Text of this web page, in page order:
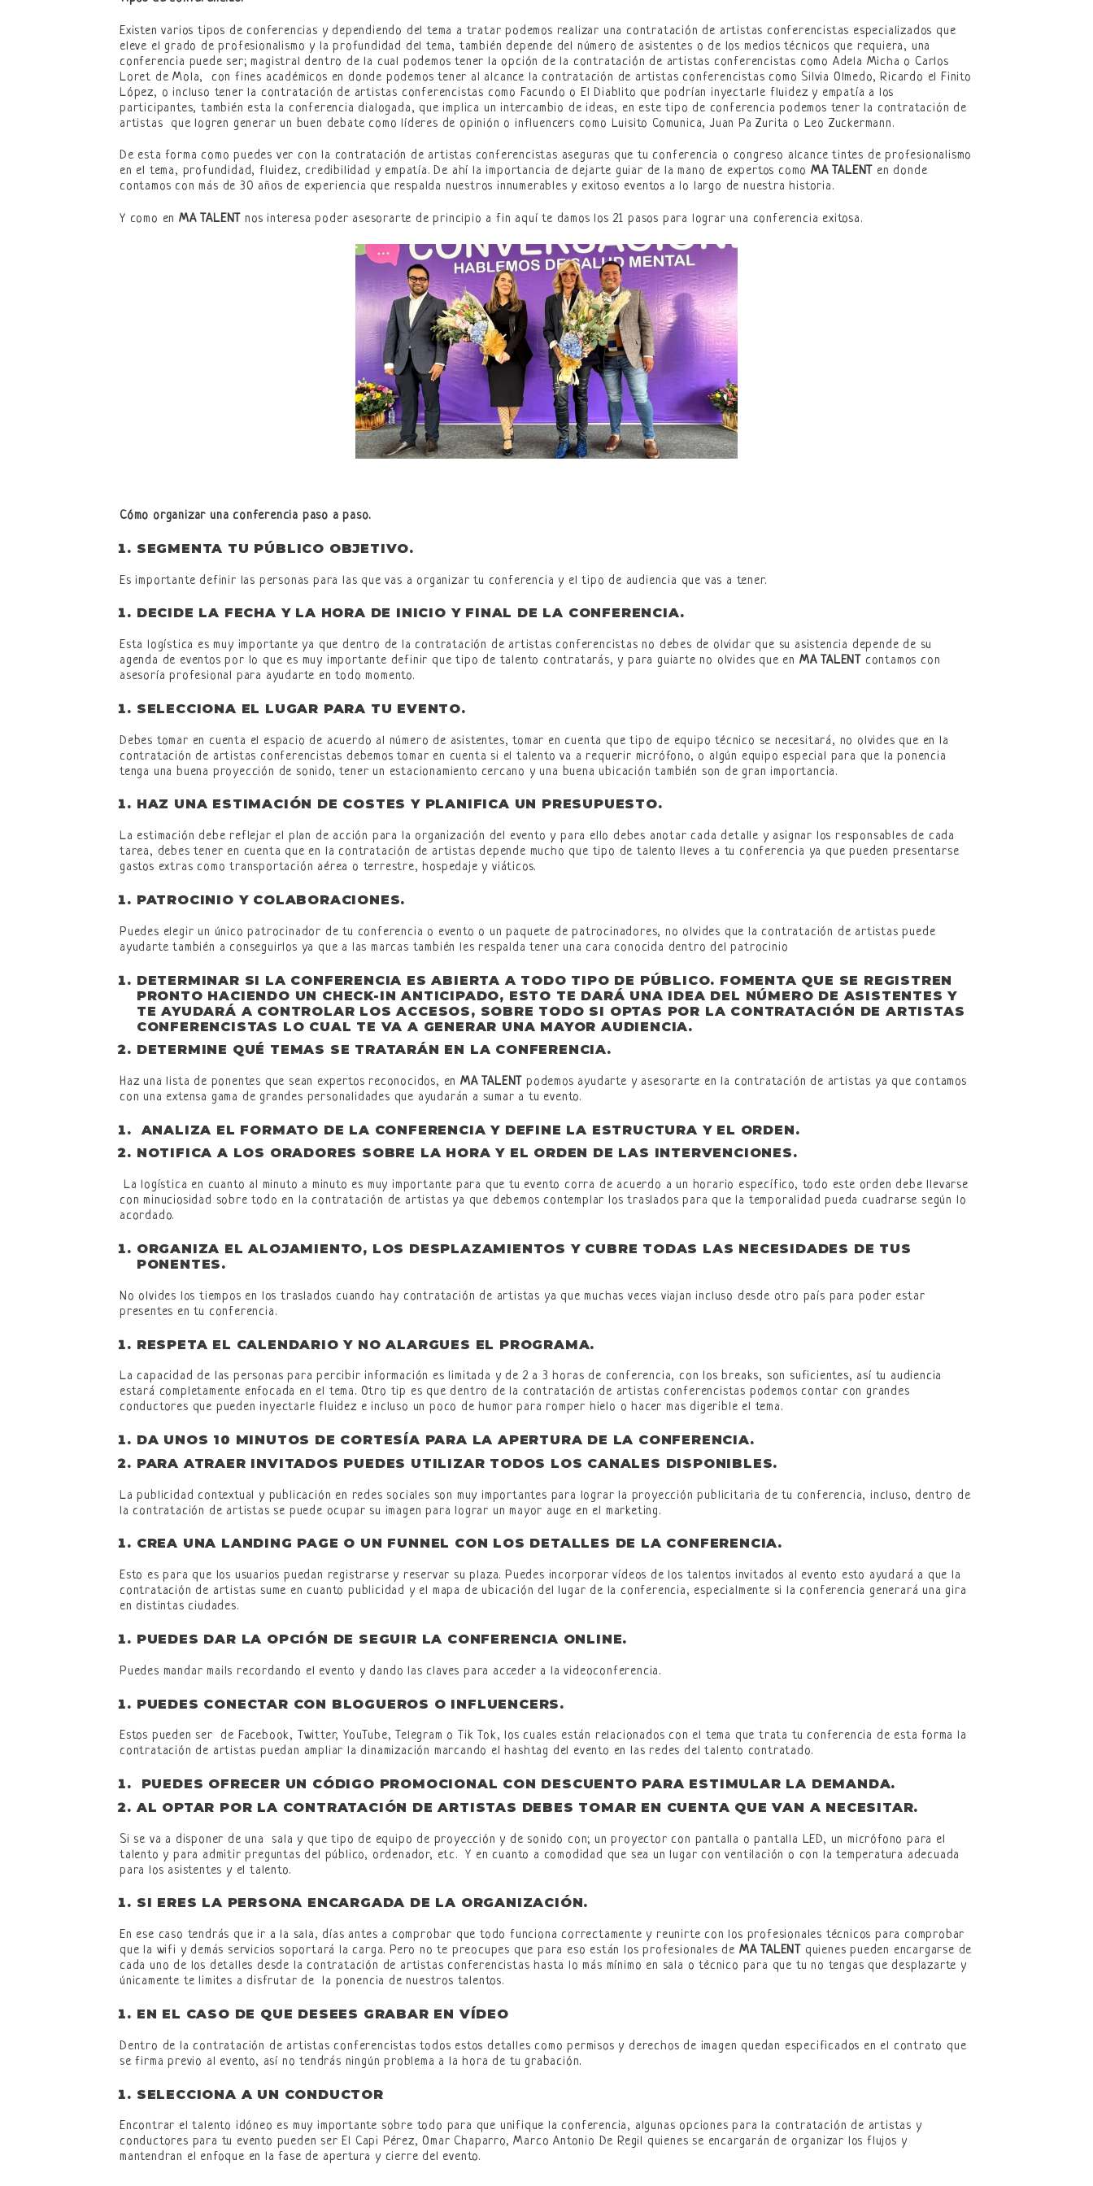
Existen varios tipos de conferencias y dependiendo del tema a tratar podemos realizar una contratación de artistas conferencistas especializados que
eleve el grado de profesionalismo y la profundidad del tema, también depende del número de asistentes o de los medios técnicos que requiera, una
conferencia puede ser; magistral dentro de la cual podemos tener la opción de la contratación de artistas conferencistas como Adela Micha o Carlos
Loret de Mola, con fines académicos en donde podemos tener al alcance la contratación de artistas conferencistas como Silvia Olmedo, Ricardo el Finito
López, o incluso tener la contratación de artistas conferencistas como Facundo o El Diablito que podrían inyectarle fluidez y empatía a los
participantes, también esta la conferencia dialogada, que implica un intercambio de ideas, en este tipo de conferencia podemos tener la contratación de
artistas que logren generar un buen debate como líderes de opinión o influencers como Luisito Comunica, Juan Pa Zurita o Leo Zuckermann.
De esta forma como puedes ver con la contratación de artistas conferencistas aseguras que tu conferencia o congreso alcance tintes de profesionalismo
en el tema, profundidad, fluidez, credibilidad y empatía. De ahí la importancia de dejarte guiar de la mano de expertos como MA TALENT en donde
contamos con más de 30 años de experiencia que respalda nuestros innumerables y exitoso eventos a lo largo de nuestra historia.
Y como en MA TALENT nos interesa poder asesorarte de principio a fin aquí te damos los 21 pasos para lograr una conferencia exitosa.
Cómo organizar una conferencia paso a paso.
SEGMENTA TU PÚBLICO OBJETIVO.
Es importante definir las personas para las que vas a organizar tu conferencia y el tipo de audiencia que vas a tener.
DECIDE LA FECHA Y LA HORA DE INICIO Y FINAL DE LA CONFERENCIA.
Esta logística es muy importante ya que dentro de la contratación de artistas conferencistas no debes de olvidar que su asistencia depende de su
agenda de eventos por lo que es muy importante definir que tipo de talento contratarás, y para guiarte no olvides que en MA TALENT contamos con
asesoría profesional para ayudarte en todo momento.
SELECCIONA EL LUGAR PARA TU EVENTO.
Debes tomar en cuenta el espacio de acuerdo al número de asistentes, tomar en cuenta que tipo de equipo técnico se necesitará, no olvides que en la
contratación de artistas conferencistas debemos tomar en cuenta si el talento va a requerir micrófono, o algún equipo especial para que la ponencia
tenga una buena proyección de sonido, tener un estacionamiento cercano y una buena ubicación también son de gran importancia.
HAZ UNA ESTIMACIÓN DE COSTES Y PLANIFICA UN PRESUPUESTO.
La estimación debe reflejar el plan de acción para la organización del evento y para ello debes anotar cada detalle y asignar los responsables de cada
tarea, debes tener en cuenta que en la contratación de artistas depende mucho que tipo de talento lleves a tu conferencia ya que pueden presentarse
gastos extras como transportación aérea o terrestre, hospedaje y viáticos.
PATROCINIO Y COLABORACIONES.
Puedes elegir un único patrocinador de tu conferencia o evento o un paquete de patrocinadores, no olvides que la contratación de artistas puede
ayudarte también a conseguirlos ya que a las marcas también les respalda tener una cara conocida dentro del patrocinio
DETERMINAR SI LA CONFERENCIA ES ABIERTA A TODO TIPO DE PÚBLICO. FOMENTA QUE SE REGISTREN
PRONTO HACIENDO UN CHECK-IN ANTICIPADO, ESTO TE DARÁ UNA IDEA DEL NÚMERO DE ASISTENTES Y
TE AYUDARÁ A CONTROLAR LOS ACCESOS, SOBRE TODO SI OPTAS POR LA CONTRATACIÓN DE ARTISTAS
CONFERENCISTAS LO CUAL TE VA A GENERAR UNA MAYOR AUDIENCIA.
DETERMINE QUÉ TEMAS SE TRATARÁN EN LA CONFERENCIA.
Haz una lista de ponentes que sean expertos reconocidos, en MA TALENT podemos ayudarte y asesorarte en la contratación de artistas ya que contamos
con una extensa gama de grandes personalidades que ayudarán a sumar a tu evento.
ANALIZA EL FORMATO DE LA CONFERENCIA Y DEFINE LA ESTRUCTURA Y EL ORDEN.
NOTIFICA A LOS ORADORES SOBRE LA HORA Y EL ORDEN DE LAS INTERVENCIONES.
La logística en cuanto al minuto a minuto es muy importante para que tu evento corra de acuerdo a un horario específico, todo este orden debe llevarse
con minuciosidad sobre todo en la contratación de artistas ya que debemos contemplar los traslados para que la temporalidad pueda cuadrarse según lo
acordado.
ORGANIZA EL ALOJAMIENTO, LOS DESPLAZAMIENTOS Y CUBRE TODAS LAS NECESIDADES DE TUS
PONENTES.
No olvides los tiempos en los traslados cuando hay contratación de artistas ya que muchas veces viajan incluso desde otro país para poder estar
presentes en tu conferencia.
RESPETA EL CALENDARIO Y NO ALARGUES EL PROGRAMA.
La capacidad de las personas para percibir información es limitada y de 2 a 3 horas de conferencia, con los breaks, son suficientes, así tu audiencia
estará completamente enfocada en el tema. Otro tip es que dentro de la contratación de artistas conferencistas podemos contar con grandes
conductores que pueden inyectarle fluidez e incluso un poco de humor para romper hielo o hacer mas digerible el tema.
DA UNOS 10 MINUTOS DE CORTESÍA PARA LA APERTURA DE LA CONFERENCIA.
PARA ATRAER INVITADOS PUEDES UTILIZAR TODOS LOS CANALES DISPONIBLES.
La publicidad contextual y publicación en redes sociales son muy importantes para lograr la proyección publicitaria de tu conferencia, incluso, dentro de
la contratación de artistas se puede ocupar su imagen para lograr un mayor auge en el marketing.
CREA UNA LANDING PAGE O UN FUNNEL CON LOS DETALLES DE LA CONFERENCIA.
Esto es para que los usuarios puedan registrarse y reservar su plaza. Puedes incorporar vídeos de los talentos invitados al evento esto ayudará a que la
contratación de artistas sume en cuanto publicidad y el mapa de ubicación del lugar de la conferencia, especialmente si la conferencia generará una gira
en distintas ciudades.
PUEDES DAR LA OPCIÓN DE SEGUIR LA CONFERENCIA ONLINE.
Puedes mandar mails recordando el evento y dando las claves para acceder a la videoconferencia.
PUEDES CONECTAR CON BLOGUEROS O INFLUENCERS.
Estos pueden ser de Facebook, Twitter, YouTube, Telegram o Tik Tok, los cuales están relacionados con el tema que trata tu conferencia de esta forma la
contratación de artistas puedan ampliar la dinamización marcando el hashtag del evento en las redes del talento contratado.
PUEDES OFRECER UN CÓDIGO PROMOCIONAL CON DESCUENTO PARA ESTIMULAR LA DEMANDA.
AL OPTAR POR LA CONTRATACIÓN DE ARTISTAS DEBES TOMAR EN CUENTA QUE VAN A NECESITAR.
Si se va a disponer de una sala y que tipo de equipo de proyección y de sonido con; un proyector con pantalla o pantalla LED, un micrófono para el
talento y para admitir preguntas del público, ordenador, etc. Y en cuanto a comodidad que sea un lugar con ventilación o con la temperatura adecuada
para los asistentes y el talento.
SI ERES LA PERSONA ENCARGADA DE LA ORGANIZACIÓN.
En ese caso tendrás que ir a la sala, días antes a comprobar que todo funciona correctamente y reunirte con los profesionales técnicos para comprobar
que la wifi y demás servicios soportará la carga. Pero no te preocupes que para eso están los profesionales de MA TALENT quienes pueden encargarse de
cada uno de los detalles desde la contratación de artistas conferencistas hasta lo más mínimo en sala o técnico para que tu no tengas que desplazarte y
únicamente te limites a disfrutar de la ponencia de nuestros talentos.
EN EL CASO DE QUE DESEES GRABAR EN VÍDEO
Dentro de la contratación de artistas conferencistas todos estos detalles como permisos y derechos de imagen quedan especificados en el contrato que
se firma previo al evento, así no tendrás ningún problema a la hora de tu grabación.
SELECCIONA A UN CONDUCTOR
Encontrar el talento idóneo es muy importante sobre todo para que unifique la conferencia, algunas opciones para la contratación de artistas y
conductores para tu evento pueden ser El Capi Pérez, Omar Chaparro, Marco Antonio De Regil quienes se encargarán de organizar los flujos y
mantendran el enfoque en la fase de apertura y cierre del evento.